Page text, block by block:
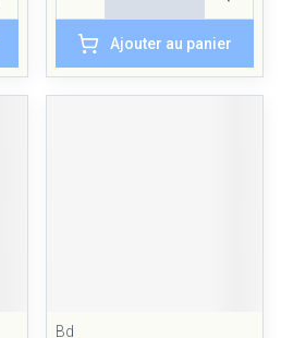
Ajouter au panier
Bd